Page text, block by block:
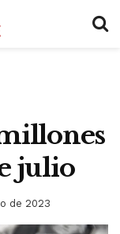
julio
de 2023